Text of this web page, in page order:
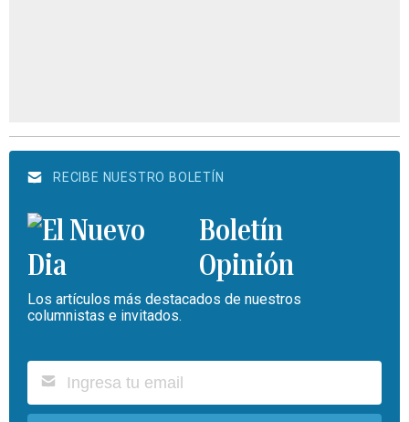
RECIBE NUESTRO BOLETÍN
Boletín
Opinión
Los artículos más destacados de nuestros
columnistas e invitados.